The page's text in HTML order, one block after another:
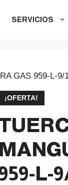
SERVICIOS
GAS 959-L-
¡OFERTA!
L-